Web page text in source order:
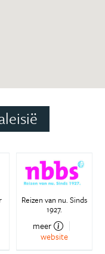
Reizen van nu. Sinds
1927.
meer
website